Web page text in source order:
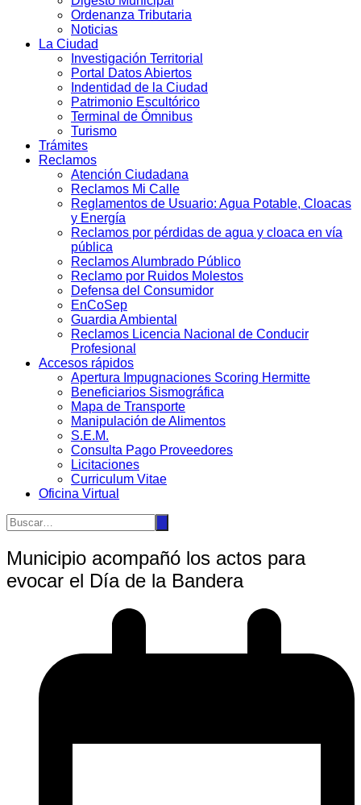
Ordenanza Tributaria
Noticias
La Ciudad
Investigación Territorial
Portal Datos Abiertos
Indentidad de la Ciudad
Patrimonio Escultórico
Terminal de Ómnibus
Turismo
Trámites
Reclamos
Atención Ciudadana
Reclamos Mi Calle
Reglamentos de Usuario: Agua Potable, Cloacas
y Energía
Reclamos por pérdidas de agua y cloaca en vía
pública
Reclamos Alumbrado Público
Reclamo por Ruidos Molestos
Defensa del Consumidor
EnCoSep
Guardia Ambiental
Reclamos Licencia Nacional de Conducir
Profesional
Accesos rápidos
Apertura Impugnaciones Scoring Hermitte
Beneficiarios Sismográfica
Mapa de Transporte
Manipulación de Alimentos
S.E.M.
Consulta Pago Proveedores
Licitaciones
Curriculum Vitae
Oficina Virtual
Municipio acompañó los actos para
evocar el Día de la Bandera